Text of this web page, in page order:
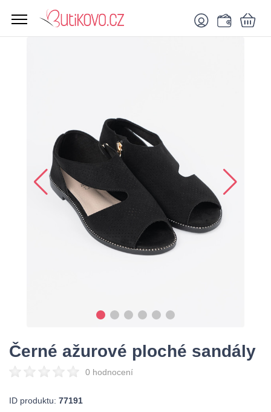
Černé ažurové ploché sandály
0 hodnocení
ID produktu: 77191